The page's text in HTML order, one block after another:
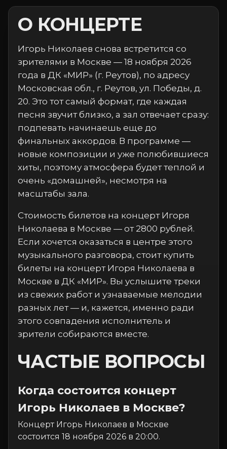
О КОНЦЕРТЕ
Игорь Николаев снова встретится со
зрителями в Москве — 18 ноября 2026
года в ДК «МИР» (г. Реутов), по адресу
Московская обл., г. Реутов, ул. Победы, д.
20. Это тот самый формат, где каждая
песня звучит близко, а зал отвечает сразу:
подпевать начинаешь еще до
финальных аккордов. В программе —
новые композиции и уже полюбившиеся
хиты, поэтому атмосфера будет теплой и
очень «домашней», несмотря на
масштабы зала.
Стоимость билетов на концерт Игоря
Николаева в Москве — от 2800 рублей.
Если хочется оказаться в центре этого
музыкального разговора, стоит купить
билеты на концерт Игоря Николаева в
Москве в ДК «МИР». Вы услышите треки
из свежих работ и узнаваемые мелодии
разных лет — и, кажется, именно ради
этого совпадения исполнитель и
зрители собираются вместе.
ЧАСТЫЕ ВОПРОСЫ
Когда состоится концерт
Игорь Николаев в Москве?
Концерт Игорь Николаев в Москве
состоится 18 ноября 2026 в 20:00.